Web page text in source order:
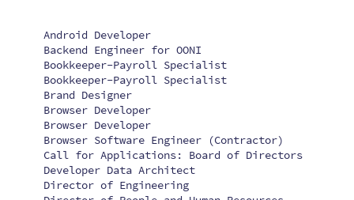
Android Developer
Backend Engineer for OONI
Bookkeeper-Payroll Specialist
Bookkeeper-Payroll Specialist
Brand Designer
Browser Developer
Browser Developer
Browser Software Engineer (Contractor)
Call for Applications: Board of Directors
Developer Data Architect
Director of Engineering